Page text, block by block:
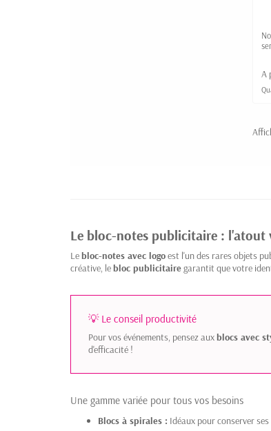
A
Le bloc-notes publicitaire : l'atout
Lebloc-notes avec logoest l'un des rares objets
créative, lebloc publicitairegarantit que votre
💡 Le conseil productivité
Pour vos événements, pensez auxblocs avec
d'efficacité !
Une gamme variée pour tous vos besoins
Blocs à spirales : Idéaux pour conserver